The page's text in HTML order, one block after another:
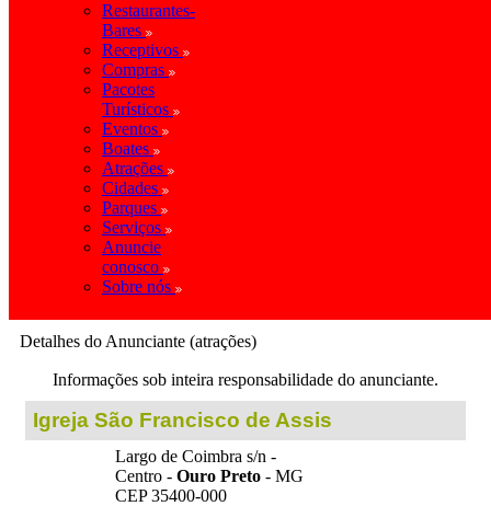
Restaurantes-
Bares
Receptivos
Compras
Pacotes
Turísticos
Eventos
Boates
Atrações
Cidades
Parques
Serviços
Anuncie
conosco
Sobre nós
Detalhes do Anunciante (atrações)
Informações sob inteira responsabilidade do anunciante.
Igreja São Francisco de Assis
Largo de Coimbra s/n -
Centro - Ouro Preto - MG
CEP 35400-000